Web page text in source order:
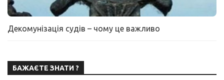
Декомунізація судів – чому це важливо
БАЖАЄТЕ ЗНАТИ ?